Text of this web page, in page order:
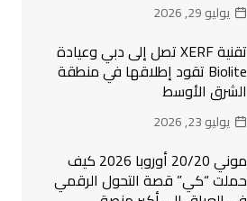
يوليو 29, 2026
تقنية XERF تصل إلى دبي وعيادة
Biolite تقود إطلاقها في منطقة
الشرق الأوسط
يوليو 23, 2026
موني 20/20 أوروبا 2026 كيف
حملت “كي” قصة التحول الرقمي